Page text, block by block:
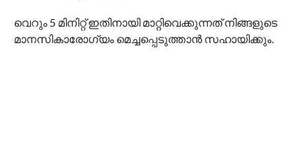
വെറും 5 മിനിറ്റ് ഇതിനായി മാറ്റിവെക്കുന്നത് നിങ്ങളുടെ
മാനസികാരോഗ്യം മെച്ചപ്പെടുത്താൻ സഹായിക്കും.